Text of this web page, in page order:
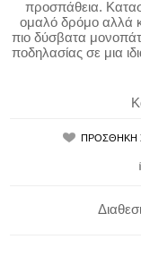
προσπάθεια.
ομαλό δρόμο αλλά
πιο δύσβατα
ποδηλασίας σε μια